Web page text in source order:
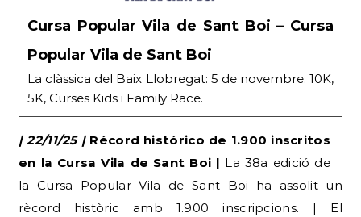
Cursa Popular Vila de Sant Boi – Cursa
Popular Vila de Sant Boi
La clàssica del Baix Llobregat: 5 de novembre. 10K,
5K, Curses Kids i Family Race.
| 22/11/25 |Récord histórico de 1.900 inscritos
en la Cursa Vila de Sant Boi | La 38a edició de
la Cursa Popular Vila de Sant Boi ha assolit un
rècord històric amb 1.900 inscripcions. | El